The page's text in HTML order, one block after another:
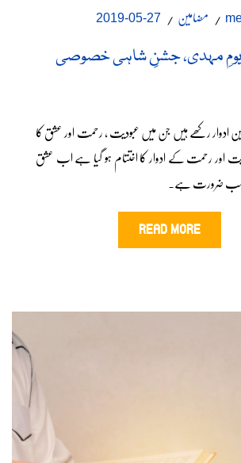
مضامین 27-05-2019
یومِ مہدی، جشنِ شاہی خصوصی
ادوار رکھے ہیں جن میں عبودیت ، رحمت اور عشق کا
اور رحمت کے ادوار کا اختتام ہو گیا ہے اب عشق
ضرورت ہے۔
READ MORE